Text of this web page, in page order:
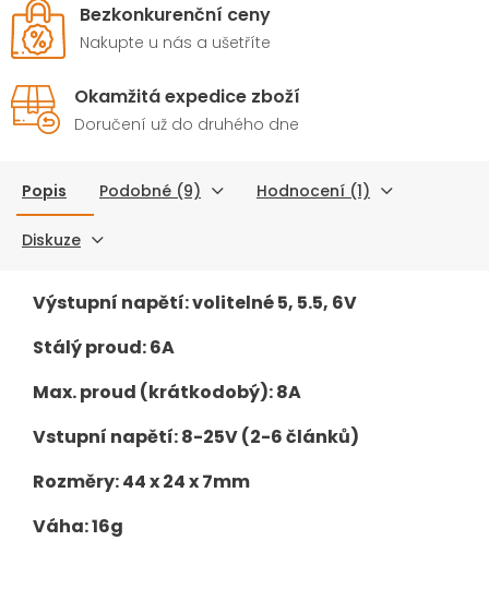
Bezkonkurenční ceny
Nakupte u nás a ušetříte
Okamžitá expedice zboží
Doručení už do druhého dne
Popis Podobné (9) Hodnocení (1)
Diskuze
Výstupní napětí: volitelné 5, 5.5, 6V
Stálý proud: 6A
Max. proud (krátkodobý): 8A
Vstupní napětí: 8-25V (2-6 článků)
Rozměry: 44 x 24 x 7mm
Váha: 16g